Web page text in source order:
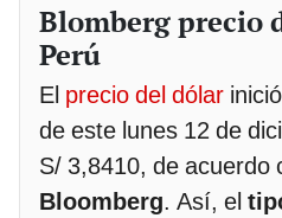
Blomberg precio
Perú
El precio del dólar
de este lunes 12 de
S/ 3,8410, de acuerdo
Bloomberg. Así, el